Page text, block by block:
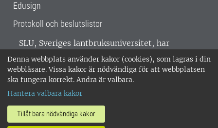
Denna webbplats använder kakor (cookies), som lagras i din
webbläsare. Vissa kakor är nödvändiga för att webbplatsen
ska fungera korrekt. Andra är valbara.
Hantera valbara kakor
Tillåt bara nödvändiga kakor
Edusign
Protokoll och beslutslistor
SLU, Sveriges lantbruksuniversitet, har
verksamhet över hela Sverige. Huvudorter är
Alnarp, Uppsala och Umeå.SLU är
miljöcertifierat enligt ISO 14001. •
018-67 10 00 • Org nr: 202100-2817 •
Om SLU:s webbplatser
•Hantera kakor•Behandling av